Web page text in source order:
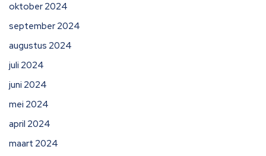
oktober 2024
september 2024
augustus 2024
juli 2024
juni 2024
mei 2024
april 2024
maart 2024